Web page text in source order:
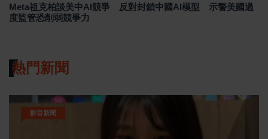
Meta祖克柏談美中AI競爭 反對封鎖中國AI模型 示警美國過
度監管恐削弱競爭力
熱門新聞
影音新聞